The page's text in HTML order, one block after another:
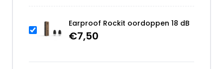
Earproof Rockit oordoppen 18 dB
€7,50